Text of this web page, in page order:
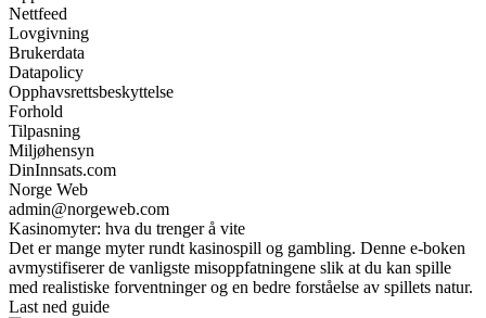
Nettfeed
Lovgivning
Brukerdata
Datapolicy
Opphavsrettsbeskyttelse
Forhold
Tilpasning
Miljøhensyn
DinInnsats.com
Norge Web
admin@norgeweb.com
Kasinomyter: hva du trenger å vite
Det er mange myter rundt kasinospill og gambling. Denne e-boken
avmystifiserer de vanligste misoppfatningene slik at du kan spille
med realistiske forventninger og en bedre forståelse av spillets natur.
Last ned guide